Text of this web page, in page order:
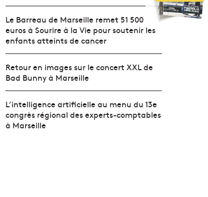
Le Barreau de Marseille remet 51 500
euros à Sourire à la Vie pour soutenir les
enfants atteints de cancer
Retour en images sur le concert XXL de
Bad Bunny à Marseille
L’intelligence artificielle au menu du 13e
congrès régional des experts-comptables
à Marseille